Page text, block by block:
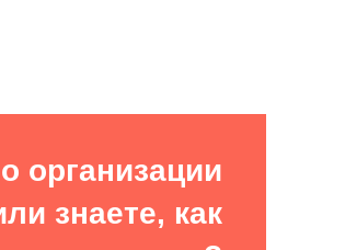
организации
знаете, как